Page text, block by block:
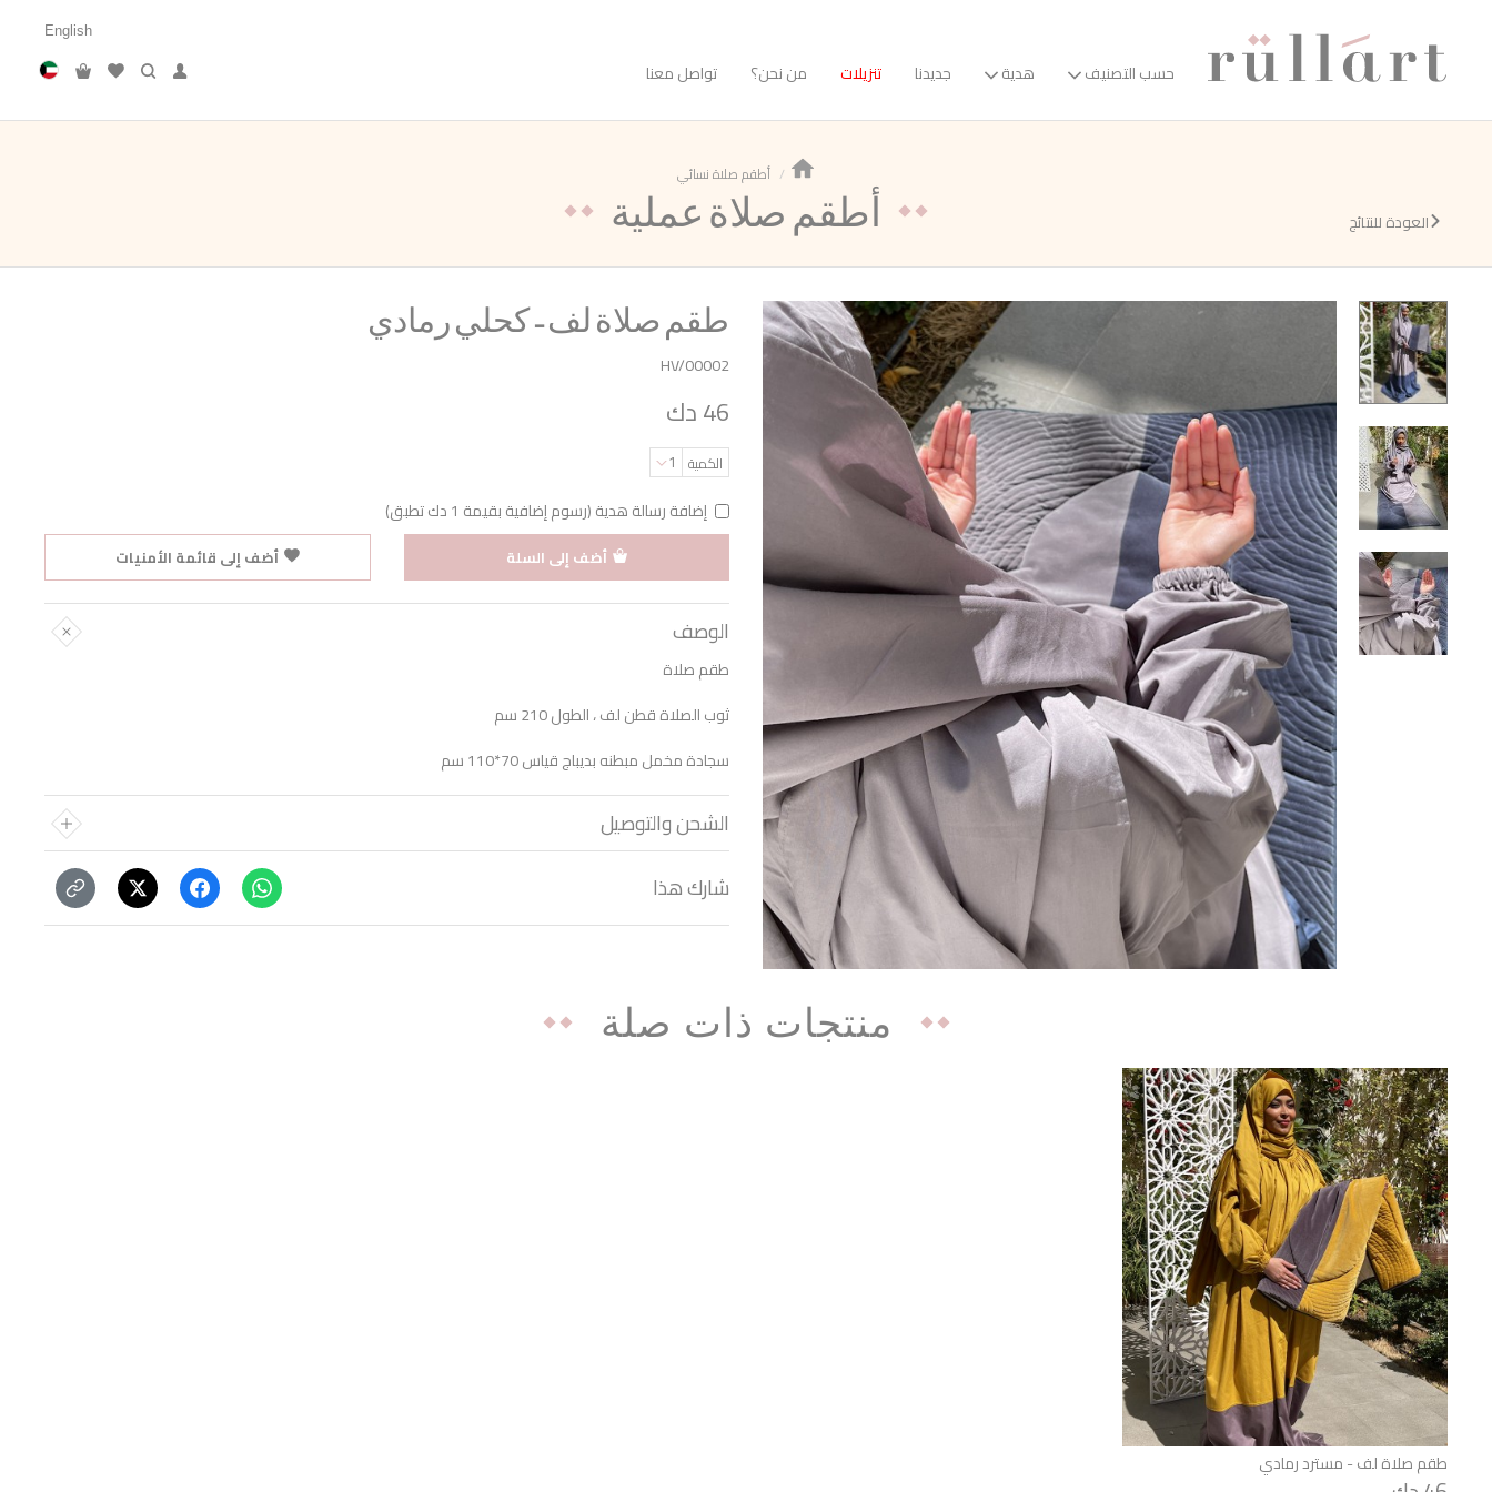
حسب التصنيف هدية جديدنا تنزيلات من نحن؟ تواصل معنا
English
أطقم صلاة نسائي
أطقم صلاة عملية العودة للنتائج
طقم صلاة لف - كحلي رمادي
HV/00002
46 دك
الكمية 1
إضافة رسالة هدية (رسوم إضافية بقيمة 1 دك تطبق)
أضف إلى السلة أضف إلى قائمة الأمنيات
الوصف
طقم صلاة
ثوب الصلاة قطن لف ، الطول 210 سم
سجادة مخمل مبطنه بديباج قياس 70*110 سم
الشحن والتوصيل
شارك هذا
منتجات ذات صلة
طقم صلاة لف - مسترد رمادي